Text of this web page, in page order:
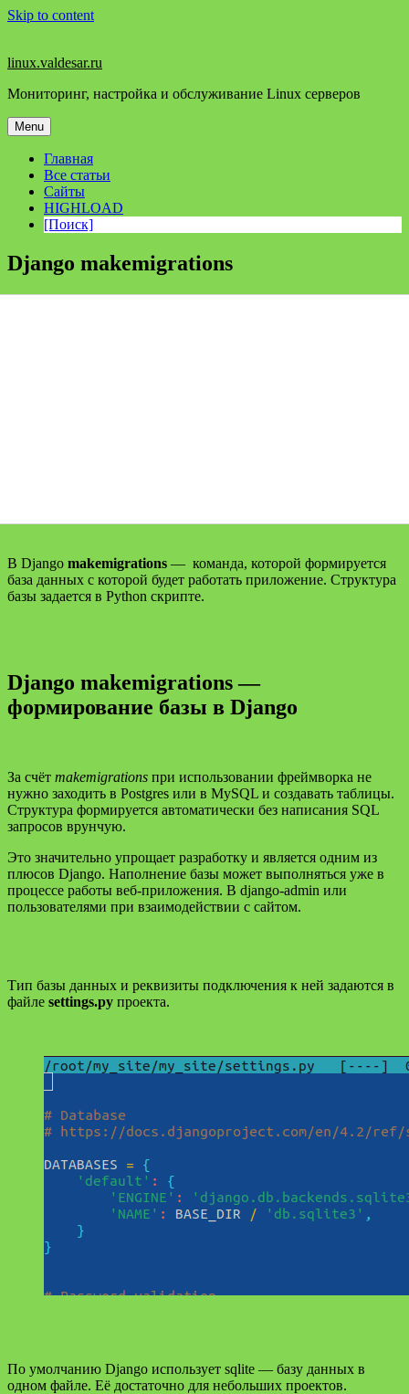
Skip to content
linux.valdesar.ru
Мониторинг, настройка и обслуживание Linux серверов
Menu
Главная
Все статьи
Сайты
HIGHLOAD
[Поиск]
Django makemigrations
В Django makemigrations — команда, которой формируется
база данных с которой будет работать приложение. Структура
базы задается в Python скрипте.
Django makemigrations —
формирование базы в Django
За счёт makemigrations при использовании фреймворка не
нужно заходить в Postgres или в MySQL и создавать таблицы.
Структура формируется автоматически без написания SQL
запросов врунчую.
Это значительно упрощает разработку и является одним из
плюсов Django. Наполнение базы может выполняться уже в
процессе работы веб-приложения. В django-admin или
пользователями при взаимодействии с сайтом.
Тип базы данных и реквизиты подключения к ней задаются в
файле settings.py проекта.
По умолчанию Django использует sqlite — базу данных в
одном файле. Её достаточно для небольших проектов.